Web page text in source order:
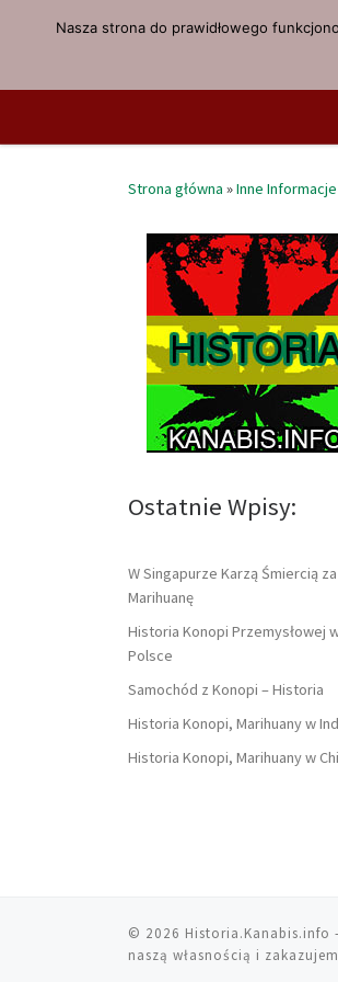
Przejdź do treści
Strona główna »Inne
Ostatnie Wpisy:
W Singapurze Karzą Śmiercią za
Marihuanę
Historia Konopi Przemysłowej
Polsce
Samochód z Konopi – Historia
Historia Konopi, Marihuany w
Historia Konopi, Marihuany w
© 2026 Historia.Kanabis.info
naszą własnością i
Nasza strona do prawidłowego